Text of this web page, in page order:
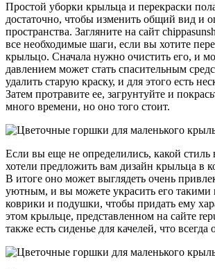
Простой уборки крыльца и перекраски
достаточно, чтобы изменить общий вид и
пространства. Загляните на сайт
все необходимые шаги, если вы хотите
крыльцо. Сначала нужно очистить его, и
давлением может стать спасительным
удалить старую краску, и для этого есть
Затем протравите ее, загрунтуйте и
много времени, но оно того стоит.
Если вы еще не определились, какой
хотели предложить вам дизайн крыльца в
В итоге оно может выглядеть очень
уютным, и вы можете украсить его такими
коврики и подушки, чтобы придать ему
этом крыльце, представленном на сайте
также есть сиденье для качелей, что всегда